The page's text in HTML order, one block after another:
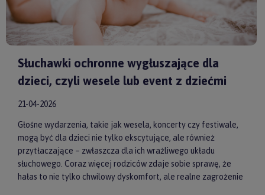
Słuchawki ochronne wygłuszające dla
dzieci, czyli wesele lub event z dziećmi
21-04-2026
Głośne wydarzenia, takie jak wesela, koncerty czy festiwale,
mogą być dla dzieci nie tylko ekscytujące, ale również
przytłaczające – zwłaszcza dla ich wrażliwego układu
słuchowego. Coraz więcej rodziców zdaje sobie sprawę, że
hałas to nie tylko chwilowy dyskomfort, ale realne zagrożenie